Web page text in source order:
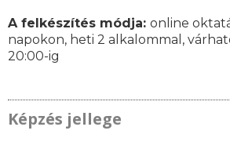
A felkészítés módja: online
napokon, heti 2 alkalommal,
20:00-ig
Képzés jellege